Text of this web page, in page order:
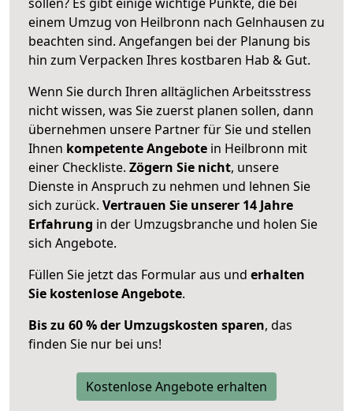
einem Umzug von Heilbronn nach Gelnhausen zu
beachten sind. Angefangen bei der Planung bis
hin zum Verpacken Ihres kostbaren Hab & Gut.
Wenn Sie durch Ihren alltäglichen Arbeitsstress
nicht wissen, was Sie zuerst planen sollen, dann
übernehmen unsere Partner für Sie und stellen
Ihnen kompetente Angebote in Heilbronn mit
einer Checkliste. Zögern Sie nicht, unsere
Dienste in Anspruch zu nehmen und lehnen Sie
sich zurück. Vertrauen Sie unserer 14 Jahre
Erfahrung in der Umzugsbranche und holen Sie
sich Angebote.
Füllen Sie jetzt das Formular aus und erhalten
Sie kostenlose Angebote.
Bis zu 60 % der Umzugskosten sparen, das
finden Sie nur bei uns!
Kostenlose Angebote erhalten